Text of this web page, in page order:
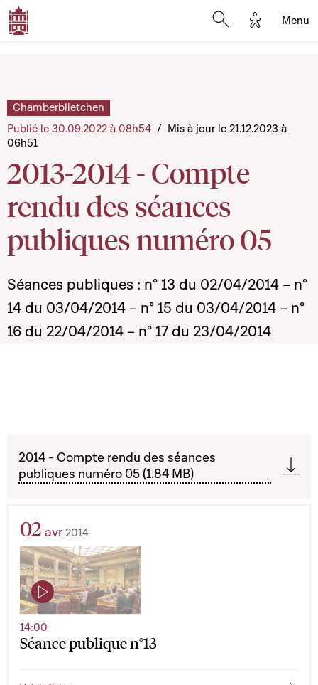
Options
Menu
2013-2014 - Compte
rendu des séances
publiques numéro 05
Chamberblietchen
Publié le 30.09.2022 à 08h54 / Mis à jour le 21.12.2023 à
06h51
Séances publiques : n° 13 du 02/04/2014 – n°
14 du 03/04/2014 – n° 15 du 03/04/2014 – n°
16 du 22/04/2014 – n° 17 du 23/04/2014
2014 - Compte rendu des séances
publiques numéro 05 (1.84 MB)
02 avr 2014
Séance publique n°13
14:00